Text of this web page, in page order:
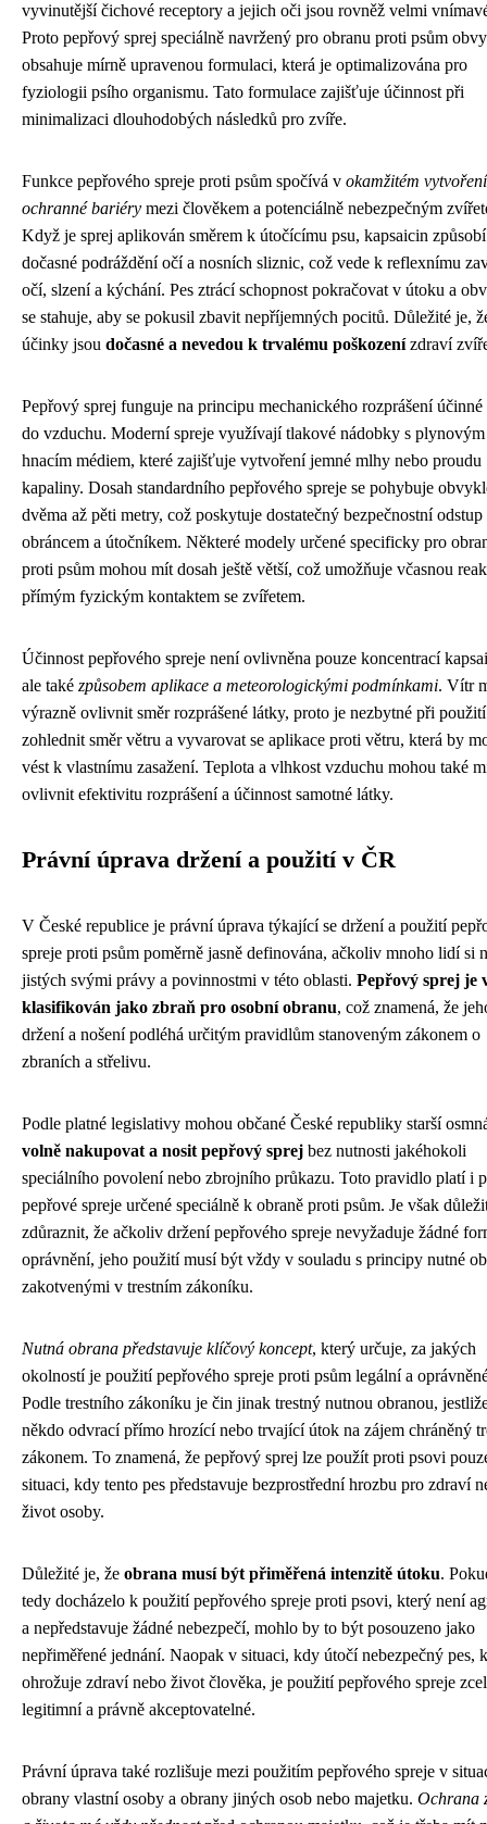
vyvinutější čichové receptory a jejich oči jsou rovněž velmi
Proto pepřový sprej speciálně navržený pro obranu proti psům
obsahuje mírně upravenou formulaci, která je optimalizována pro
fyziologii psího organismu. Tato formulace zajišťuje účinnost při
minimalizaci dlouhodobých následků pro zvíře.
Funkce pepřového spreje proti psům spočívá v okamžitém vytvoření
ochranné bariéry mezi člověkem a potenciálně nebezpečným
Když je sprej aplikován směrem k útočícímu psu, kapsaicin způsobí
dočasné podráždění očí a nosních sliznic, což vede k reflexnímu
očí, slzení a kýchání. Pes ztrácí schopnost pokračovat v útoku a
se stahuje, aby se pokusil zbavit nepříjemných pocitů. Důležité je,
účinky jsou dočasné a nevedou k trvalému poškozenízdraví
Pepřový sprej funguje na principu mechanického rozprášení
do vzduchu. Moderní spreje využívají tlakové nádobky s plynovým
hnacím médiem, které zajišťuje vytvoření jemné mlhy nebo proudu
kapaliny. Dosah standardního pepřového spreje se pohybuje
dvěma až pěti metry, což poskytuje dostatečný bezpečnostní odstup
obráncem a útočníkem. Některé modely určené specificky pro
proti psům mohou mít dosah ještě větší, což umožňuje včasnou
přímým fyzickým kontaktem se zvířetem.
Účinnost pepřového spreje není ovlivněna pouze koncentrací
ale také způsobem aplikace a meteorologickými podmínkami. Vítr
výrazně ovlivnit směr rozprášené látky, proto je nezbytné při použití
zohlednit směr větru a vyvarovat se aplikace proti větru, která by
vést k vlastnímu zasažení. Teplota a vlhkost vzduchu mohou také
ovlivnit efektivitu rozprášení a účinnost samotné látky.
Právní úprava držení a použití v ČR
V České republice je právní úprava týkající se držení a použití
spreje proti psům poměrně jasně definována, ačkoliv mnoho lidí si
jistých svými právy a povinnostmi v této oblasti. Pepřový sprej je
klasifikován jako zbraň pro osobní obranu, což znamená, že
držení a nošení podléhá určitým pravidlům stanoveným zákonem o
zbraních a střelivu.
Podle platné legislativy mohou občané České republiky starší
volně nakupovat a nosit pepřový sprej bez nutnosti jakéhokoli
speciálního povolení nebo zbrojního průkazu. Toto pravidlo platí i
pepřové spreje určené speciálně k obraně proti psům. Je však
zdůraznit, že ačkoliv držení pepřového spreje nevyžaduje žádné
oprávnění, jeho použití musí být vždy v souladu s principy nutné
zakotvenými v trestním zákoníku.
Nutná obrana představuje klíčový koncept, který určuje, za jakých
okolností je použití pepřového spreje proti psům legální a
Podle trestního zákoníku je čin jinak trestný nutnou obranou,
někdo odvrací přímo hrozící nebo trvající útok na zájem chráněný
zákonem. To znamená, že pepřový sprej lze použít proti psovi
situaci, kdy tento pes představuje bezprostřední hrozbu pro zdraví
život osoby.
Důležité je, že obrana musí být přiměřená intenzitě útoku.
tedy docházelo k použití pepřového spreje proti psovi, který není
a nepředstavuje žádné nebezpečí, mohlo by to být posouzeno jako
nepřiměřené jednání. Naopak v situaci, kdy útočí nebezpečný pes,
ohrožuje zdraví nebo život člověka, je použití pepřového spreje
legitimní a právně akceptovatelné.
Právní úprava také rozlišuje mezi použitím pepřového spreje v
obrany vlastní osoby a obrany jiných osob nebo majetku. Ochrana